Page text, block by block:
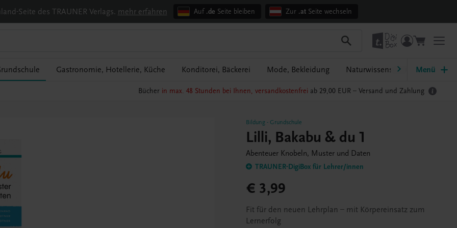
Seite des TRAUNER Verlags. mehr erfahren Auf .de Seite bleiben Zur .atSeite wechseln
Gastronomie, Hotellerie, Küche Konditorei, Bäckerei Mode, Bekleidung Naturwissenschaften Pflege
Menü
Bücher in max. 48 Stunden bei Ihnen, versandkostenfrei ab 29,00 EUR – Versand und Zahlung
Bildung- Grundschule
Lilli, Bakabu & du 1
Abenteuer Knobeln, Muster und Daten
TRAUNER-DigiBox für Lehrer/innen
€ 3,99
Fit für den neuen Lehrplan – mit Körpereinsatz zum
Lernerfolg